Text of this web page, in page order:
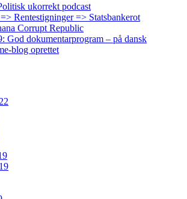
ukorrekt podcast
Rentestigninger => Statsbankerot
Corrupt Republic
God dokumentarprogram – på dansk
blog oprettet